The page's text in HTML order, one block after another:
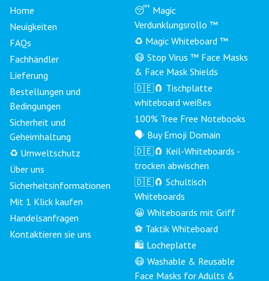
Home
Neuigkeiten
FAQs
Fachhändler
Lieferung
Bestellungen und
Bedingungen
Sicherheit und
Geheimhaltung
♻️ Umweltschutz
Über uns
Sicherheitsinformationen
Mit 1 Klick kaufen
Handelsanfragen
Kontaktieren sie uns
😴 Magic
Verdunklungsrollo ™
♻️ Magic Whiteboard ™
😷 Stop Virus ™ Face Masks
& Face Mask Shields
🇩🇪🧲 Tischplatte
whiteboard weißes
100% Tree Free Notebooks
🗣 Buy Emoji Domain
🇩🇪🧲 Keil-Whiteboards -
trocken abwischen
🇩🇪🧲 Schultisch
Whiteboards
😀 Whiteboards mit Griff
⚽ Taktik Whiteboard
🛍️ Locheplatte
😷 Washable & Reusable
Face Masks for Adults &